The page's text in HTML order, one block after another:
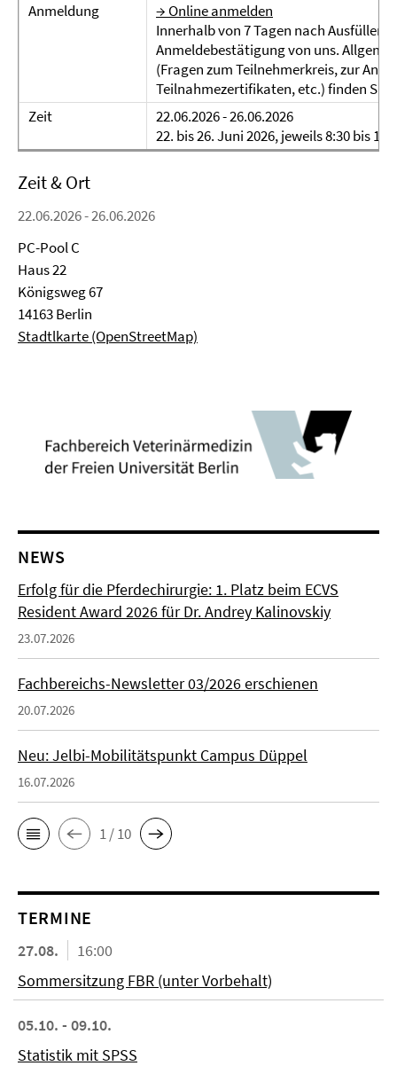
Anmeldung
→ Online anmelden
Innerhalb von 7 Tagen nach Ausfüllen
Anmeldebestätigung von uns.
(Fragen zum Teilnehmerkreis, zur An-/
Teilnahmezertifikaten, etc.) finden Sie
Zeit
22.06.2026 - 26.06.2026
22. bis 26. Juni 2026, jeweils 8:30 bis
Zeit & Ort
22.06.2026 - 26.06.2026
PC-Pool C
Haus 22
Königsweg 67
14163 Berlin
Stadtlkarte (OpenStreetMap)
NEWS
Erfolg für die Pferdechirurgie: 1. Platz beim ECVS
Resident Award 2026 für Dr. Andrey Kalinovskiy
23.07.2026
Fachbereichs-Newsletter 03/2026 erschienen
20.07.2026
Neu: Jelbi-Mobilitätspunkt Campus Düppel
16.07.2026
1 / 10
TERMINE
27.08.
16:00
Sommersitzung FBR (unter Vorbehalt)
05.10. - 09.10.
Statistik mit SPSS